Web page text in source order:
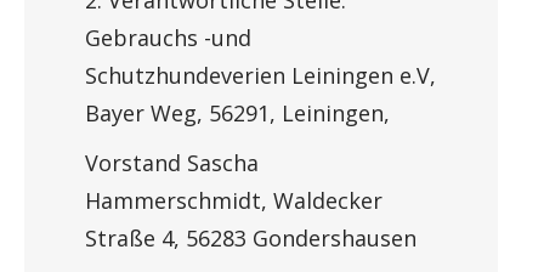
Gebrauchs -und
Schutzhundeverien Leiningen e.V,
Bayer Weg, 56291, Leiningen,
Vorstand Sascha
Hammerschmidt, Waldecker
Straße 4, 56283 Gondershausen